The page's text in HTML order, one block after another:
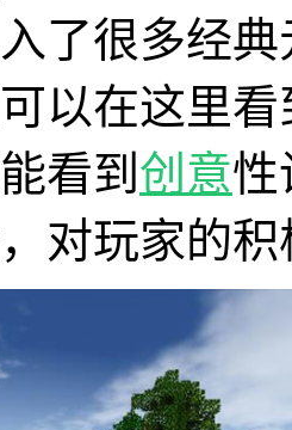
了很多经
以在这里
看到 创意性
对玩家的